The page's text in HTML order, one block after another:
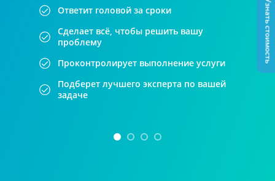
Ответит головой за сроки
Сделает всё, чтобы решить вашу
проблему
Проконтролирует выполнение услуги
Подберет лучшего эксперта по вашей
задаче
Узнать стоимость